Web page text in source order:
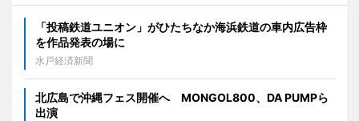
「投稿鉄道ユニオン」がひたちなか海浜鉄道の車内広告枠
を作品発表の場に
水戸経済新聞
北広島で沖縄フェス開催へ MONGOL800、DA PUMPら
出演